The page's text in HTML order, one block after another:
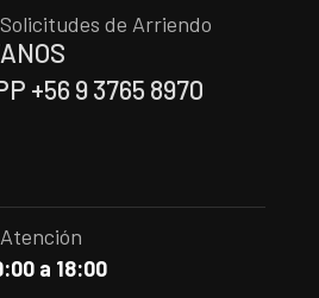
de Arriendo
+56 9 3765 8970
a 18:00